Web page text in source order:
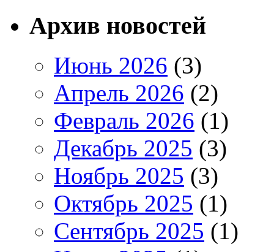
Архив новостей
Июнь 2026 (3)
Апрель 2026 (2)
Февраль 2026 (1)
Декабрь 2025 (3)
Ноябрь 2025 (3)
Октябрь 2025 (1)
Сентябрь 2025 (1)